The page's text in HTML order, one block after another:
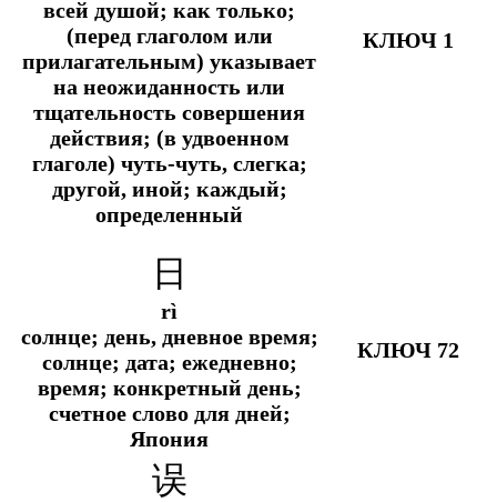
всей душой; как только;
(перед глаголом или
прилагательным) указывает
на неожиданность или
тщательность совершения
действия; (в удвоенном
глаголе) чуть-чуть, слегка;
другой, иной; каждый;
определенный
КЛЮЧ 1
日
rì
солнце; день, дневное время;
солнце; дата; ежедневно;
время; конкретный день;
счетное слово для дней;
Япония
КЛЮЧ 72
误